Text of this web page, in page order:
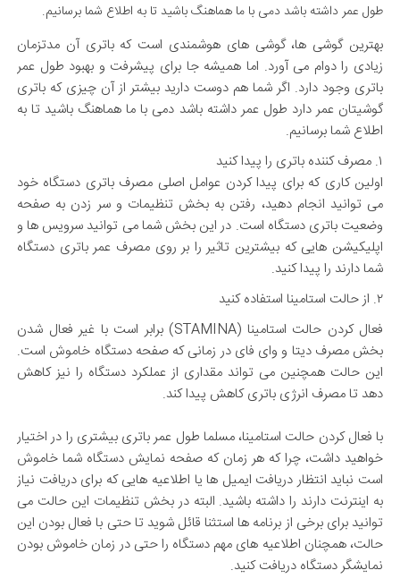
طول عمر داشته باشد دمی با ما هماهنگ باشید تا به اطلاع شما برسانیم.
بهترین گوشی ها، گوشی های هوشمندی است که باتری آن مدتزمان
زیادی را دوام می آورد. اما همیشه جا برای پیشرفت و بهبود طول عمر
باتری وجود دارد. اگر شما هم دوست دارید بیشتر از آن چیزی که باتری
گوشیتان عمر دارد طول عمر داشته باشد دمی با ما هماهنگ باشید تا به
اطلاع شما برسانیم.
۱. مصرف کننده باتری را پیدا کنید
اولین کاری که برای پیدا کردن عوامل اصلی مصرف باتری دستگاه خود
می توانید انجام دهید، رفتن به بخش تنظیمات و سر زدن به صفحه
وضعیت باتری دستگاه است. در این بخش شما می توانید سرویس ها و
اپلیکیشن هایی که بیشترین تاثیر را بر روی مصرف عمر باتری دستگاه
شما دارند را پیدا کنید.
۲. از حالت استامینا استفاده کنید
فعال کردن حالت استامینا (STAMINA) برابر است با غیر فعال شدن
بخش مصرف دیتا و وای فای در زمانی که صفحه دستگاه خاموش است.
این حالت همچنین می تواند مقداری از عملکرد دستگاه را نیز کاهش
دهد تا مصرف انرژی باتری کاهش پیدا کند.
با فعال کردن حالت استامینا، مسلما طول عمر باتری بیشتری را در اختیار
خواهید داشت، چرا که هر زمان که صفحه نمایش دستگاه شما خاموش
است نباید انتظار دریافت ایمیل ها یا اطلاعیه هایی که برای دریافت نیاز
به اینترنت دارند را داشته باشید. البته در بخش تنظیمات این حالت می
توانید برای برخی از برنامه ها استثنا قائل شوید تا حتی با فعال بودن این
حالت، همچنان اطلاعیه های مهم دستگاه را حتی در زمان خاموش بودن
نمایشگر دستگاه دریافت کنید.